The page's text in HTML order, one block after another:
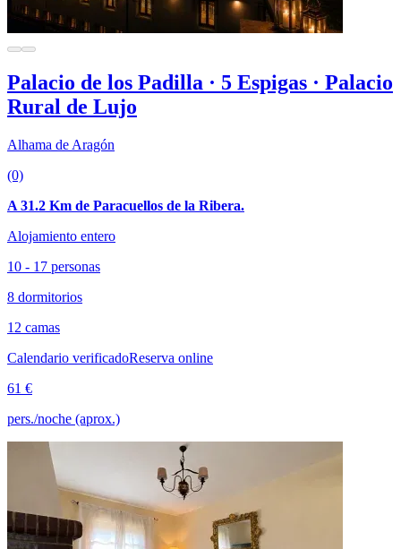
Palacio de los Padilla · 5 Espigas · Palacio
Rural de Lujo
Alhama de Aragón
(0)
A 31.2 Km de Paracuellos de la Ribera.
Alojamiento entero
10 - 17 personas
8 dormitorios
12 camas
Calendario verificadoReserva online
61 €
pers./noche (aprox.)